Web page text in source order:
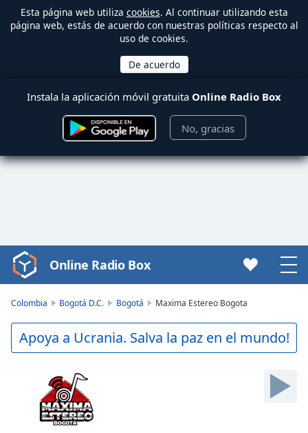
Esta página web utiliza cookies. Al continuar utilizando esta
página web, estás de acuerdo con nuestras políticas respecto al
uso de cookies.
Instala la aplicación móvil gratuita Online Radio Box
No, gracias
Video
Player
Play
Video
Online Radio Box
Colombia Bogotá D.C. Bogotá Maxima Estereo Bogota
Apoya a Ucrania. Salva la paz en el mundo!